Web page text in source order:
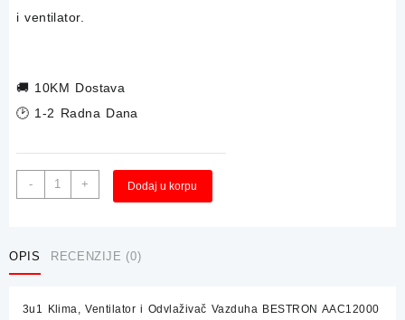
i ventilator.
🚚 10KM Dostava
🕑 1-2 Radna Dana
-
3u1
Klima,
Odvlaživač
AAC12000
+ Dodaj u korpu
OPIS RECENZIJE (0)
3u1 Klima, Ventilator i Odvlaživač Vazduha BESTRON AAC12000